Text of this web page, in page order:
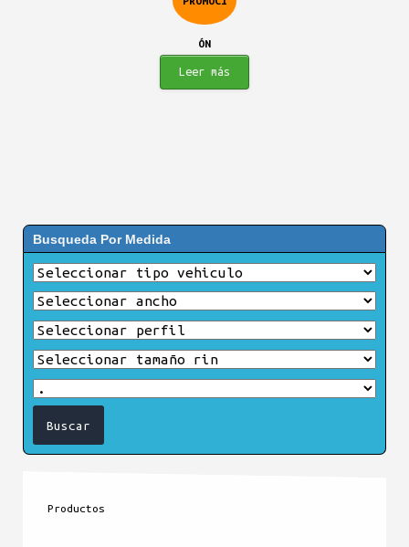
ÓN
$494.900.$387.900.
Leer más
Busqueda Por Medida
Productos